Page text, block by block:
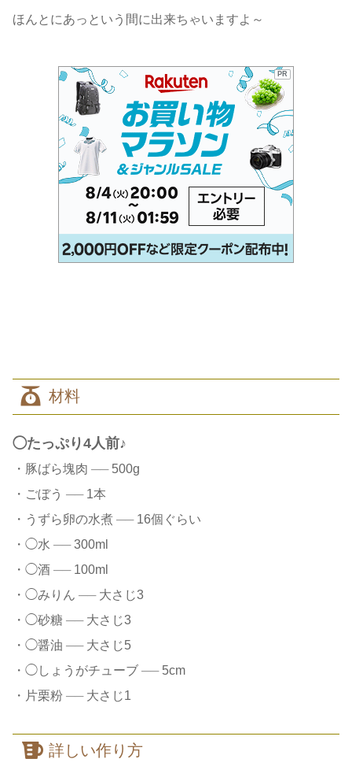
ほんとにあっという間に出来ちゃいますよ～
PR
材料
◯たっぷり4人前♪
・豚ばら塊肉 ──500g
・ごぼう ──1本
・うずら卵の水煮 ──16個ぐらい
・◯水 ──300ml
・◯酒 ──100ml
・◯みりん ──大さじ3
・◯砂糖 ──大さじ3
・◯醤油 ──大さじ5
・◯しょうがチューブ ──5cm
・片栗粉 ──大さじ1
詳しい作り方